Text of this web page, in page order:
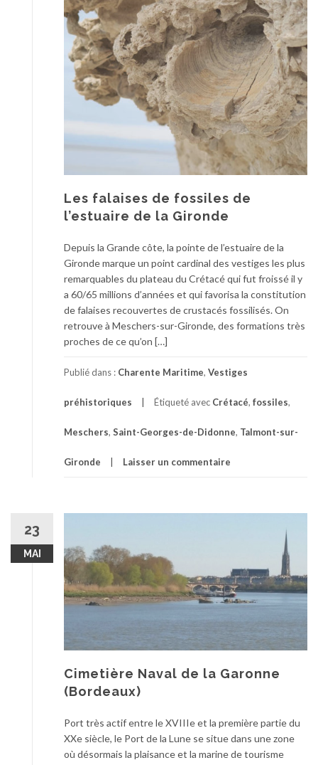
Les falaises de fossiles de
l’estuaire de la Gironde
Depuis la Grande côte, la pointe de l’estuaire de la
Gironde marque un point cardinal des vestiges les plus
remarquables du plateau du Crétacé qui fut froissé il y
a 60/65 millions d’années et qui favorisa la constitution
de falaises recouvertes de crustacés fossilisés. On
retrouve à Meschers-sur-Gironde, des formations très
proches de ce qu’on […]
Publié dans : Charente Maritime, Vestiges
préhistoriques Étiqueté avec Crétacé, fossiles,
Meschers, Saint-Georges-de-Didonne, Talmont-sur-
Gironde Laisser un commentaire
23
MAI
Cimetière Naval de la Garonne
(Bordeaux)
Port très actif entre le XVIIIe et la première partie du
XXe siècle, le Port de la Lune se situe dans une zone
où désormais la plaisance et la marine de tourisme